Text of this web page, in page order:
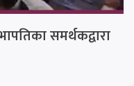
समर्थकद्वारा